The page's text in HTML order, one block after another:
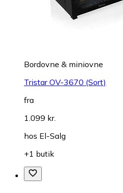
Bordovne & miniovne
Tristar OV-3670 (Sort)
fra
1.099 kr.
hos El-Salg
+1 butik